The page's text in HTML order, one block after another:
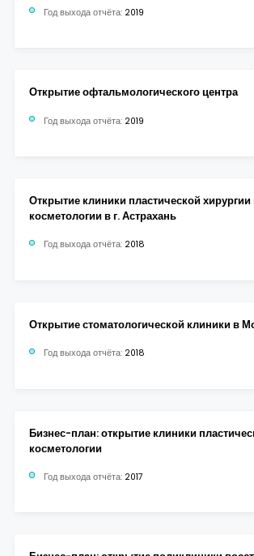
Год выхода отчёта: 2019
Открытие офтальмологического центра
Год выхода отчёта: 2019
Открытие клиники пластической хирургии
косметологии в г. Астрахань
Год выхода отчёта: 2018
Открытие стоматологической клиники в
Год выхода отчёта: 2018
Бизнес-план: открытие клиники
косметологии
Год выхода отчёта: 2017